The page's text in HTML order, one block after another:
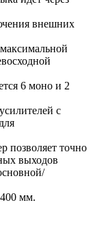
внешних
6 моно и 2
с
позволяет точно
выходов
мм.